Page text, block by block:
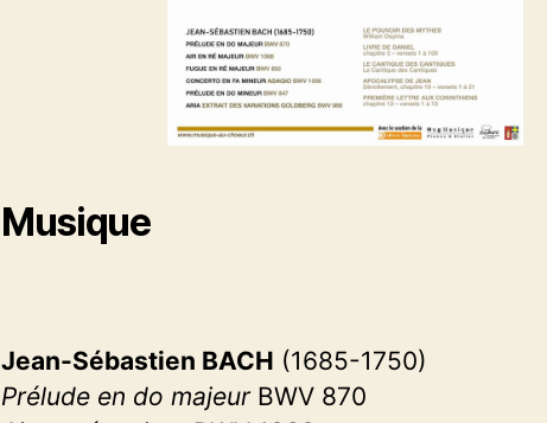
Musique
Jean-Sébastien BACH (1685-1750)
Prélude en do majeur BWV 870